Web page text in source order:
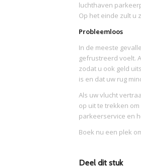
luchthaven
Op het einde zult u
Probleemloos
In de meeste
gefrustreerd voelt.
zodat u ook geld
is en dat uw rug
Als uw vlucht
op uit te trekken
parkeerservice en
Boek nu een plek
Deel dit stuk